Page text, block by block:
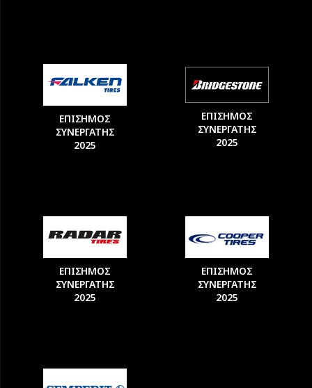
ΕΠΙΣΗΜΟΣ
ΣΥΝΕΡΓΑΤΗΣ
2025
ΕΠΙΣΗΜΟΣ
ΣΥΝΕΡΓΑΤΗΣ
2025
ΕΠΙΣΗΜΟΣ
ΣΥΝΕΡΓΑΤΗΣ
2025
ΕΠΙΣΗΜΟΣ
ΣΥΝΕΡΓΑΤΗΣ
2025